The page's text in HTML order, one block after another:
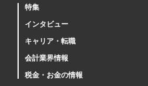
特集
インタビュー
キャリア・転職
会計業界情報
税金・お金の情報